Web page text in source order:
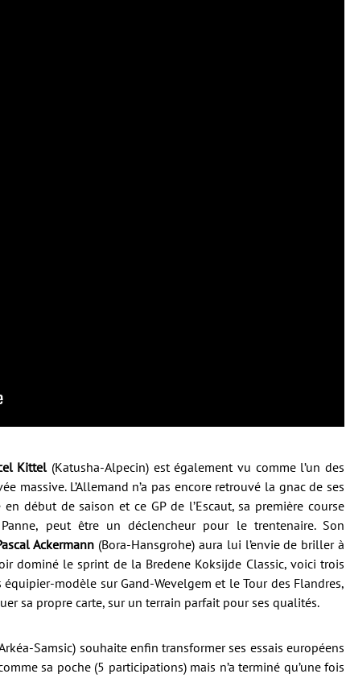
Kittel(Katusha-Alpecin) est également vu comme l’un des
massive. L’Allemand n’a pas encore retrouvé la gnac de ses
début de saison et ce GP de l’Escaut, sa première course
peut être un déclencheur pour le trentenaire. Son
Ackermann (Bora-Hansgrohe) aura lui l’envie de briller à
dominé le sprint de la Bredene Koksijde Classic, voici trois
modèle sur Gand-Wevelgem et le Tour des Flandres,
sa propre carte, sur un terrain parfait pour ses qualités.
Samsic) souhaite enfin transformer ses essais européens
sa poche (5 participations) mais n’a terminé qu’une fois